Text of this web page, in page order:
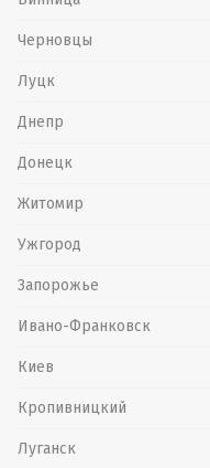
Черновцы
Луцк
Днепр
Донецк
Житомир
Ужгород
Запорожье
Ивано-Франковск
Киев
Кропивницкий
Луганск